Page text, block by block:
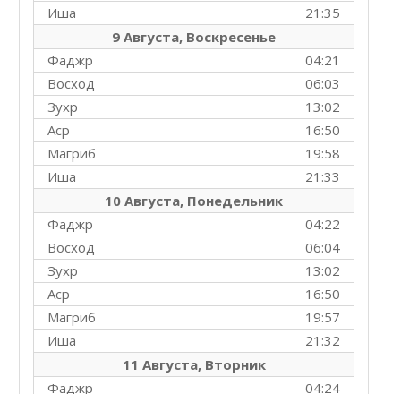
21:35
Иша
9 Августа, Воскресенье
04:21
Фаджр
06:03
Восход
13:02
Зухр
16:50
Аср
19:58
Магриб
21:33
Иша
10 Августа, Понедельник
04:22
Фаджр
06:04
Восход
13:02
Зухр
16:50
Аср
19:57
Магриб
21:32
Иша
11 Августа, Вторник
04:24
Фаджр